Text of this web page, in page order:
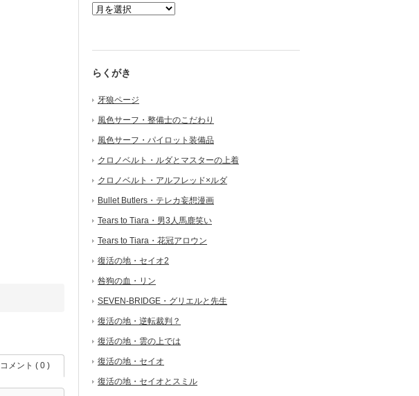
コメント ( 0 )
らくがき
牙狼ページ
風色サーフ・整備士のこだわり
風色サーフ・パイロット装備品
クロノベルト・ルダとマスターの上着
クロノベルト・アルフレッド×ルダ
Bullet Butlers・テレカ妄想漫画
Tears to Tiara・男3人馬鹿笑い
Tears to Tiara・花冠アロウン
復活の地・セイオ2
咎狗の血・リン
SEVEN-BRIDGE・グリエルと先生
復活の地・逆転裁判？
復活の地・雲の上では
復活の地・セイオ
復活の地・セイオとスミル